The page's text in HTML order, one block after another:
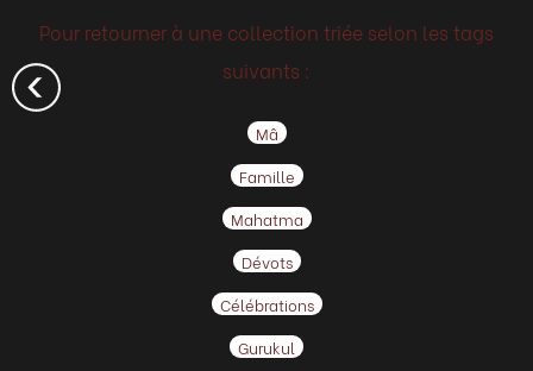
Pour retourner à une collection triée selon les tags
suivants :
Mâ
Famille
Mahatma
Dévots
Célébrations
Gurukul